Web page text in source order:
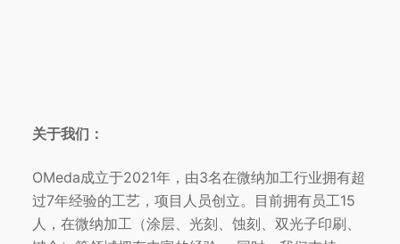
关于我们：
OMeda成立于2021年，由3名在微纳加工行业拥有超
过7年经验的工艺，项目人员创立。目前拥有员工15
人，在微纳加工（涂层、光刻、蚀刻、双光子印刷、